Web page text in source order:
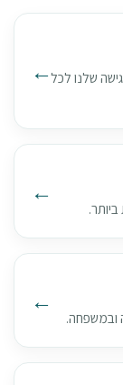
שלנו לכל
ובמשפחה.